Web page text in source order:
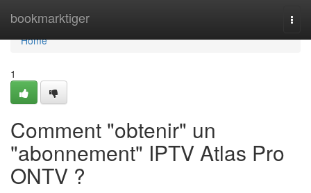
bookmarktiger
Home
Home
1
Comment "obtenir" un
"abonnement" IPTV Atlas Pro
ONTV ?